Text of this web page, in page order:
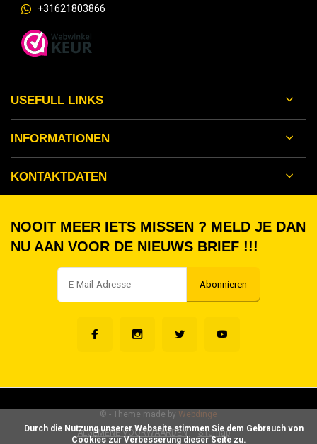
+31621803866
USEFULL LINKS
INFORMATIONEN
KONTAKTDATEN
NOOIT MEER IETS MISSEN ? MELD JE DAN
NU AAN VOOR DE NIEUWS BRIEF !!!
Abonnieren
ALGEMENE VOORWAARDEN Sitemap
© - Theme made by Webdinge
Cookies zur Verbesserung dieser Seite zu.